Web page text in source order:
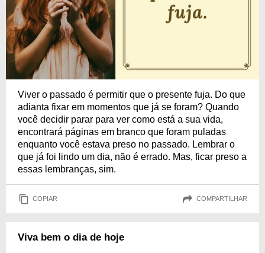
Viver o passado é permitir que o presente fuja. Do que
adianta fixar em momentos que já se foram? Quando
você decidir parar para ver como está a sua vida,
encontrará páginas em branco que foram puladas
enquanto você estava preso no passado. Lembrar o
que já foi lindo um dia, não é errado. Mas, ficar preso a
essas lembranças, sim.
COPIAR COMPARTILHAR
Viva bem o dia de hoje